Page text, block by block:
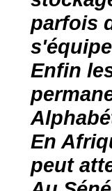
parfois
Enfin
En
peut